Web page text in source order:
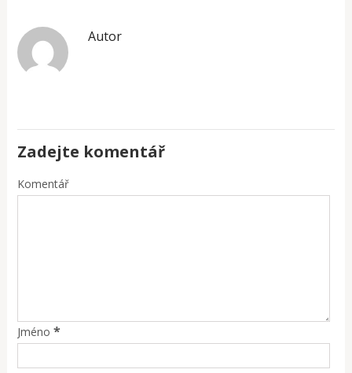
Autor
Zadejte komentář
Komentář
Jméno *